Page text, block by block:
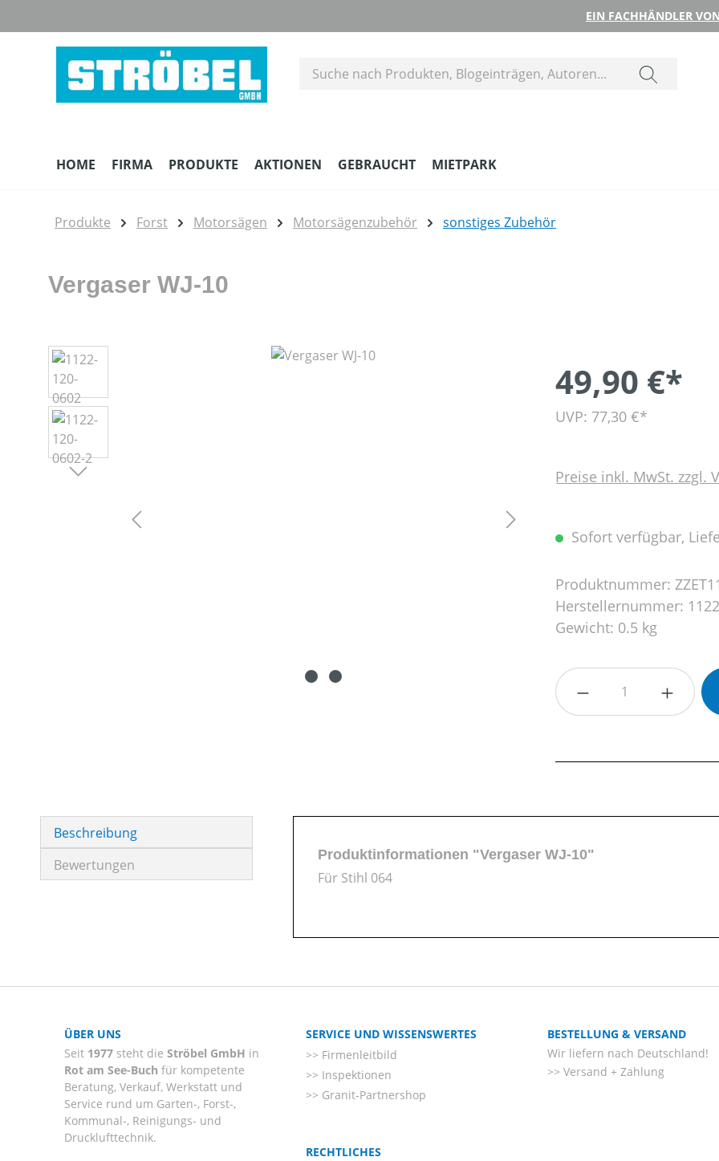
EIN FACHHÄNDLER
HOME FIRMA PRODUKTE AKTIONEN GEBRAUCHT MIETPARK
Produkte Forst Motorsägen Motorsägenzubehör sonstiges Zubehör
Vergaser WJ-10
Bildergalerie überspringen
49,90 €*
UVP: 77,30 €*
Preise inkl. MwSt. zzgl.
Sofort verfügbar,
Produktnummer:
Herstellernummer:
Gewicht: 0.5 kg
Produkt Anzahl:
Beschreibung
Bewertungen
Produktinformationen "Vergaser WJ-10"
Für Stihl 064
ÜBER UNS
Seit 1977 steht die Ströbel GmbH in
Rot am See-Buch für kompetente
Beratung, Verkauf, Werkstatt und
Service rund um Garten-, Forst-,
Kommunal-, Reinigungs- und
Drucklufttechnik.
SERVICE UND WISSENSWERTES
Firmenleitbild
Inspektionen
Granit-Partnershop
RECHTLICHES
BESTELLUNG & VERSAND
Wir liefern nach Deutschland!
Versand + Zahlung